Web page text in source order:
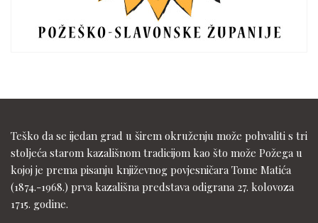
Teško da se ijedan grad u širem okruženju može pohvaliti s tri
stoljeća starom kazališnom tradicijom kao što može Požega u
kojoj je prema pisanju književnog povjesničara Tome Matića
(1874.-1968.) prva kazališna predstava odigrana 27. kolovoza
1715. godine.